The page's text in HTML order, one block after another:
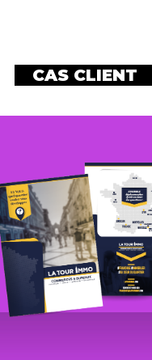
CAS CLIENT